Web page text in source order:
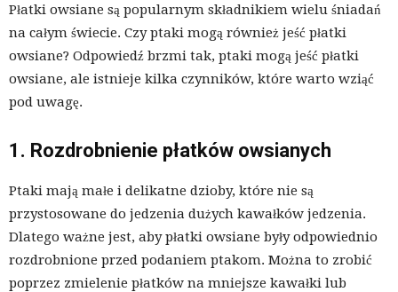
Płatki owsiane są popularnym składnikiem wielu śniadań
na całym świecie. Czy ptaki mogą również jeść płatki
owsiane? Odpowiedź brzmi tak, ptaki mogą jeść płatki
owsiane, ale istnieje kilka czynników, które warto wziąć
pod uwagę.
1. Rozdrobnienie płatków owsianych
Ptaki mają małe i delikatne dzioby, które nie są
przystosowane do jedzenia dużych kawałków jedzenia.
Dlatego ważne jest, aby płatki owsiane były odpowiednio
rozdrobnione przed podaniem ptakom. Można to zrobić
poprzez zmielenie płatków na mniejsze kawałki lub